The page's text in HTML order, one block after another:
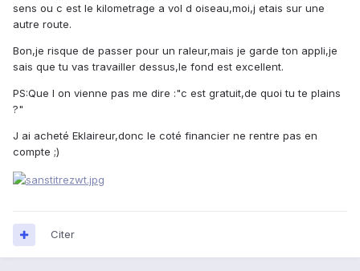
sens ou c est le kilometrage a vol d oiseau,moi,j etais sur une
autre route.
Bon,je risque de passer pour un raleur,mais je garde ton appli,je
sais que tu vas travailler dessus,le fond est excellent.
PS:Que l on vienne pas me dire :"c est gratuit,de quoi tu te plains
?"
J ai acheté Eklaireur,donc le coté financier ne rentre pas en
compte ;)
Citer